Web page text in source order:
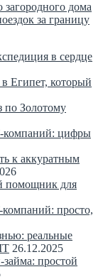
загородного дома
за границу
в сердце
Египет, который
по Золотому
цифры
к аккуратным
помощник для
компаний: просто,
реальные
26.12.2025
простой